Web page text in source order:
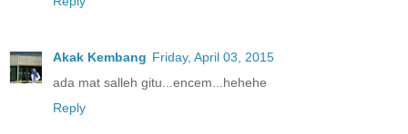
Akak Kembang Friday, April 03, 2015
ada mat salleh gitu...encem...hehehe
Reply